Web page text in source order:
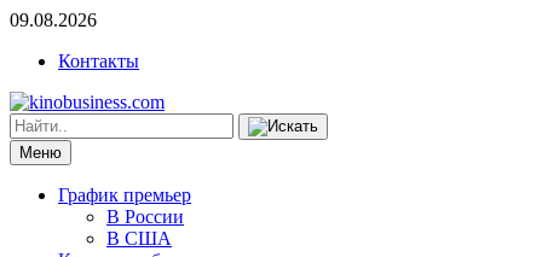
09.08.2026
Контакты
Меню
График премьер
В России
В США